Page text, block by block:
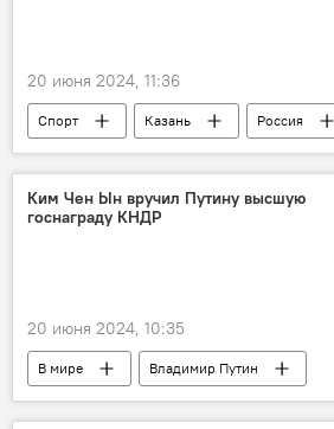
20 июня 2024, 11:36
Спорт Казань
Россия
БРИКС
Узбекистан
медали
Игры БРИКС 2024
Ким Чен Ын вручил Путину высшую
госнаграду КНДР
20 июня 2024, 10:35
В мире
Владимир Путин
Ким Чен Ын
Россия
КНДР